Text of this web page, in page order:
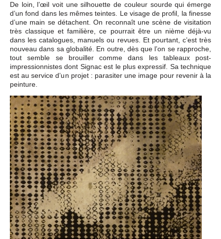
De loin, l’œil voit une silhouette de couleur sourde qui émerge
d’un fond dans les mêmes teintes. Le visage de profil, la finesse
d’une main se détachent. On reconnaît une scène de visitation
très classique et familière, ce pourrait être un nième déjà-vu
dans les catalogues, manuels ou revues. Et pourtant, c’est très
nouveau dans sa globalité. En outre, dès que l’on se rapproche,
tout semble se brouiller comme dans les tableaux post-
impressionnistes dont Signac est le plus expressif. Sa technique
est au service d’un projet : parasiter une image pour revenir à la
peinture.